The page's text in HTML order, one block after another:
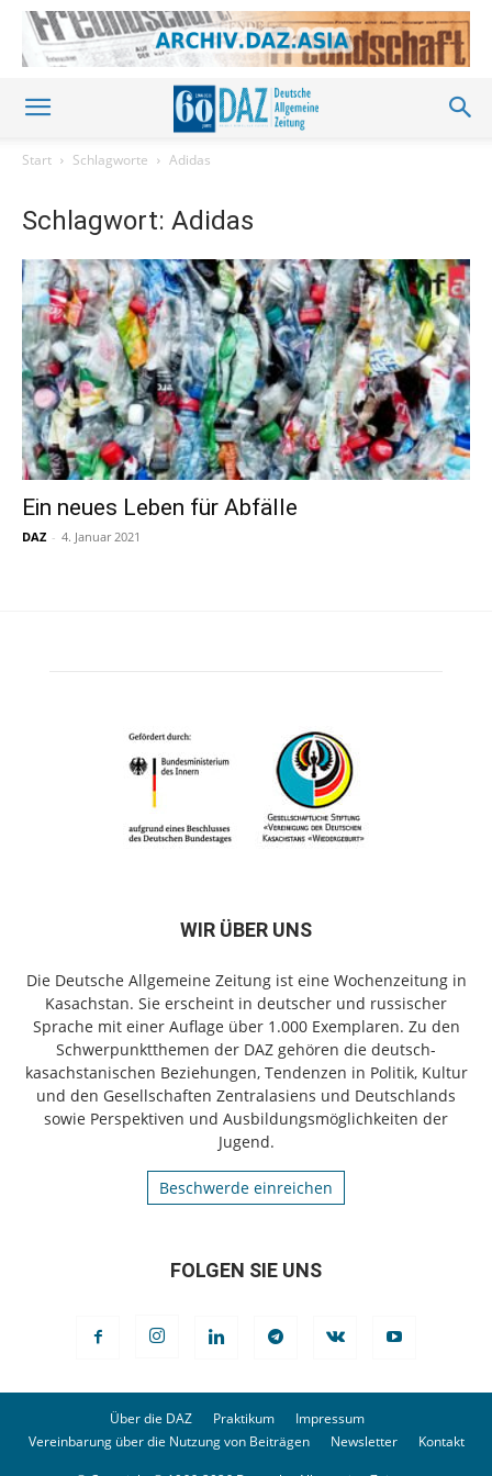
Start Schlagworte Adidas
Schlagwort: Adidas
Ein neues Leben für Abfälle
DAZ - 4. Januar 2021
WIR ÜBER UNS
Die Deutsche Allgemeine Zeitung ist eine Wochenzeitung in
Kasachstan. Sie erscheint in deutscher und russischer
Sprache mit einer Auflage über 1.000 Exemplaren. Zu den
Schwerpunktthemen der DAZ gehören die deutsch-
kasachstanischen Beziehungen, Tendenzen in Politik, Kultur
und den Gesellschaften Zentralasiens und Deutschlands
sowie Perspektiven und Ausbildungsmöglichkeiten der
Jugend.
Beschwerde einreichen
FOLGEN SIE UNS
Über die DAZ Praktikum
Impressum
Vereinbarung über die Nutzung von Beiträgen
Newsletter Kontakt